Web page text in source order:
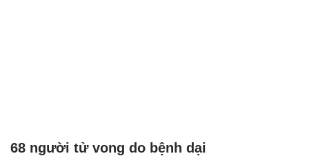
68 người tử vong do bệnh dại